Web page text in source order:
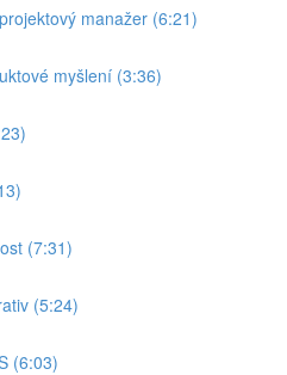
manažer (6:21)
myšlení (3:36)
(7:31)
(5:24)
(6:03)